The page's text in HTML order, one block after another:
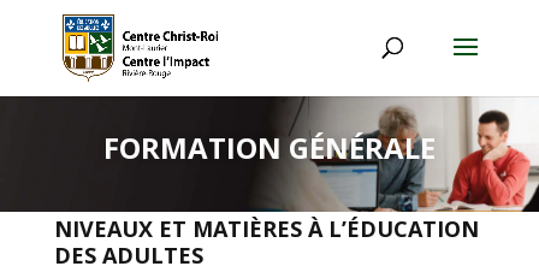
FORMATION GÉNÉRALE
NIVEAUX ET MATIÈRES À L’ÉDUCATION
DES ADULTES